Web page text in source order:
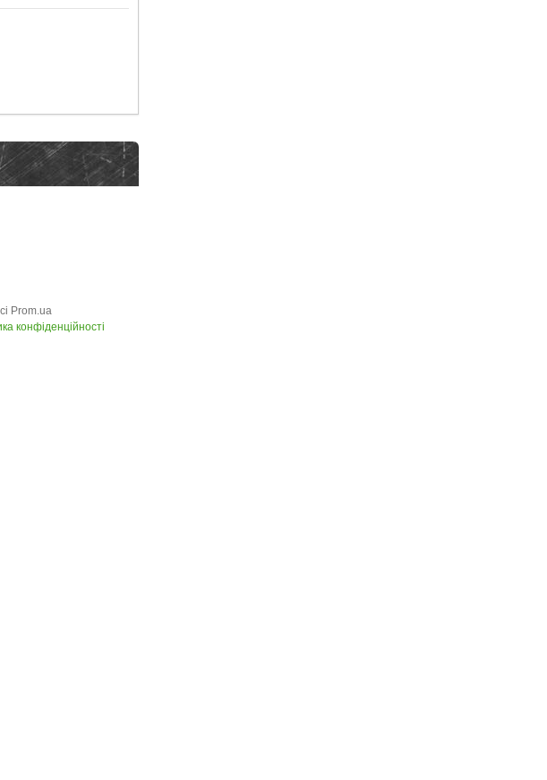
Prom.ua
конфіденційності